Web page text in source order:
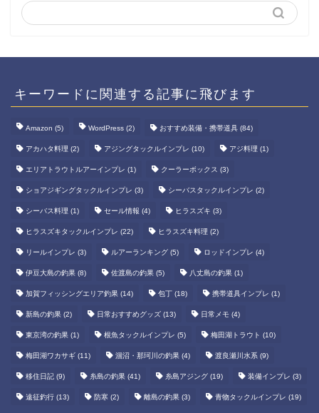
キーワードに関連する記事に飛びます
Amazon (5) WordPress (2) おすすめ装備・携帯道具 (84)
アカハタ料理 (2) アジングタックルインプレ (10) アジ料理 (1)
エリアトラウトルアーインプレ (1) クーラーボックス (3)
ショアジギングタックルインプレ (3) シーバスタックルインプレ (2)
シーバス料理 (1) セール情報 (4) ヒラスズキ (3)
ヒラスズキタックルインプレ (22) ヒラスズキ料理 (2)
リールインプレ (3) ルアーランキング (5) ロッドインプレ (4)
伊豆大島の釣果 (8) 佐渡島の釣果 (5) 八丈島の釣果 (1)
加賀フィッシングエリア釣果 (14) 包丁 (18) 携帯道具インプレ (1)
新島の釣果 (2) 日常おすすめグッズ (13) 日常メモ (4)
東京湾の釣果 (1) 根魚タックルインプレ (5) 梅田湖トラウト (10)
梅田湖ワカサギ (11) 涸沼・那珂川の釣果 (4) 渡良瀬川水系 (9)
移住日記 (9) 糸島の釣果 (41) 糸島アジング (19) 装備インプレ (3)
遠征釣行 (13) 防寒 (2) 離島の釣果 (3) 青物タックルインプレ (19)